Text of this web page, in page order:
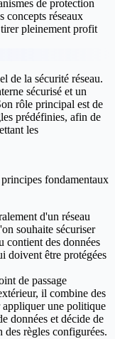
de protection
concepts réseaux
pleinement profit
de la sécurité réseau.
sécurisé et un
rôle principal est de
prédéfinies, afin de
les
fondamentaux
d'un réseau
souhaite sécuriser
contient des données
doivent être protégées
de passage
il combine des
appliquer une politique
données et décide de
règles configurées.